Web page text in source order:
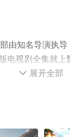
由知名导演执
电视剧全集就
 展开全部